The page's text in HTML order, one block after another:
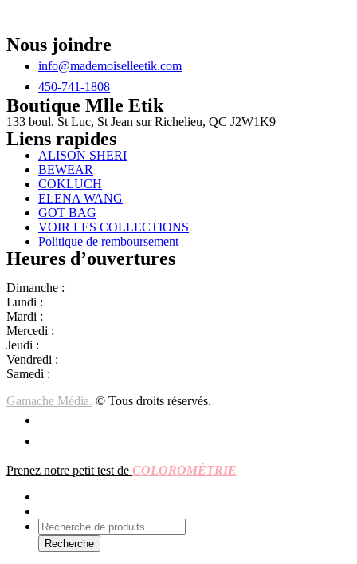
Nous joindre
info@mademoiselleetik.com
450-741-1808
Boutique Mlle Etik
133 boul. St Luc, St Jean sur Richelieu, QC J2W1K9
Liens rapides
ALISON SHERI
BEWEAR
COKLUCH
ELENA WANG
GOT BAG
VOIR LES COLLECTIONS
Politique de remboursement
Heures d’ouvertures
Dimanche :
Lundi :
Mardi :
Mercedi :
Jeudi :
Vendredi :
Samedi :
Gamache Média. © Tous droits réservés.
Prenez notre petit test de COLOROMÉTRIE
Rechercher:
Recherche